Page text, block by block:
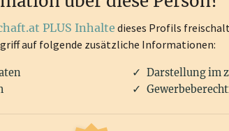
PLUS Inhaltedieses Profils
auf folgende zusätzliche Informationen:
Darstellung im